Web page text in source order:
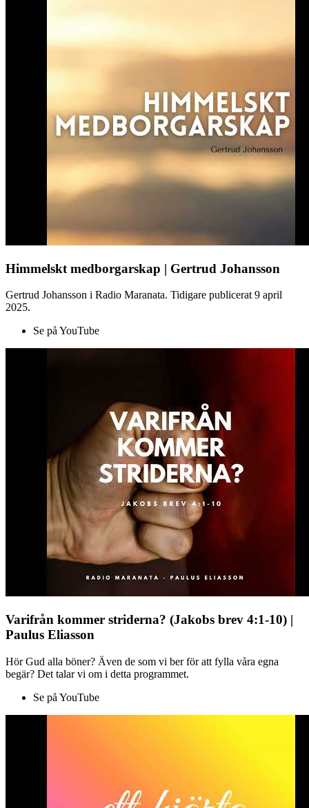
Himmelskt medborgarskap | Gertrud Johansson
Gertrud Johansson i Radio Maranata. Tidigare publicerat 9 april
2025.
Se på YouTube
Varifrån kommer striderna? (Jakobs brev 4:1-10) |
Paulus Eliasson
Hör Gud alla böner? Även de som vi ber för att fylla våra egna
begär? Det talar vi om i detta programmet.
Se på YouTube